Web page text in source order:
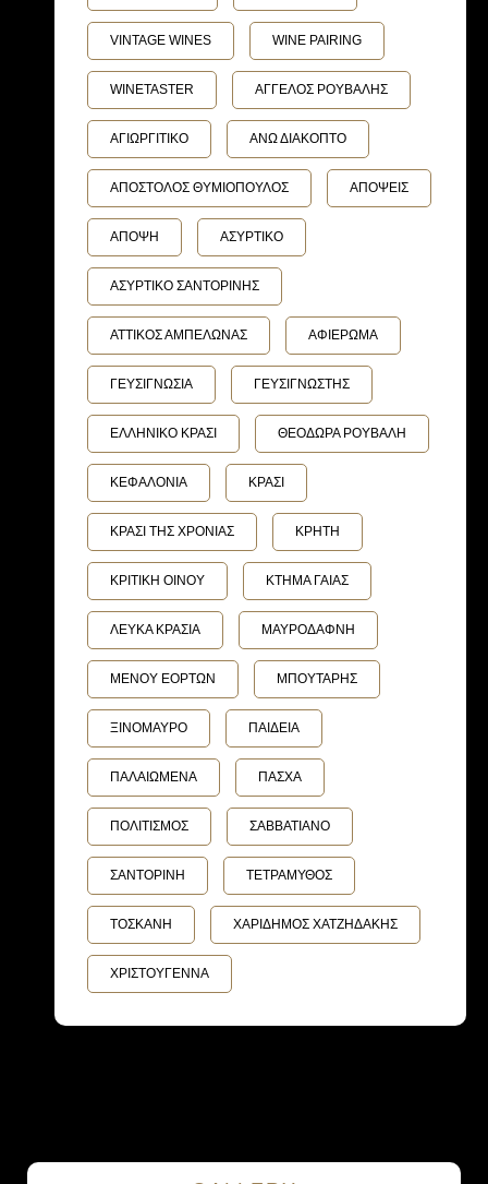
VINTAGE WINES WINE PAIRING
WINETASTER ΑΓΓΕΛΟΣ ΡΟΥΒΑΛΗΣ
ΑΓΙΩΡΓΙΤΙΚΟ ΑΝΩ ΔΙΑΚΟΠΤΟ
ΑΠΟΣΤΟΛΟΣ ΘΥΜΙΟΠΟΥΛΟΣ ΑΠΟΨΕΙΣ
ΑΠΟΨΗ ΑΣΥΡΤΙΚΟ
ΑΣΥΡΤΙΚΟ ΣΑΝΤΟΡΙΝΗΣ
ΑΤΤΙΚΟΣ ΑΜΠΕΛΩΝΑΣ ΑΦΙΕΡΩΜΑ
ΓΕΥΣΙΓΝΩΣΙΑ ΓΕΥΣΙΓΝΩΣΤΗΣ
ΕΛΛΗΝΙΚΟ ΚΡΑΣΙ ΘΕΟΔΩΡΑ ΡΟΥΒΑΛΗ
ΚΕΦΑΛΟΝΙΑ ΚΡΑΣΙ
ΚΡΑΣΙ ΤΗΣ ΧΡΟΝΙΑΣ ΚΡΗΤΗ
ΚΡΙΤΙΚΗ ΟΙΝΟΥ ΚΤΗΜΑ ΓΑΙΑΣ
ΛΕΥΚΑ ΚΡΑΣΙΑ ΜΑΥΡΟΔΑΦΝΗ
ΜΕΝΟΥ ΕΟΡΤΩΝ ΜΠΟΥΤΑΡΗΣ
ΞΙΝΟΜΑΥΡΟ ΠΑΙΔΕΙΑ
ΠΑΛΑΙΩΜΕΝΑ ΠΑΣΧΑ
ΠΟΛΙΤΙΣΜΟΣ ΣΑΒΒΑΤΙΑΝΟ
ΣΑΝΤΟΡΙΝΗ ΤΕΤΡΑΜΥΘΟΣ
ΤΟΣΚΑΝΗ ΧΑΡΙΔΗΜΟΣ ΧΑΤΖΗΔΑΚΗΣ
ΧΡΙΣΤΟΥΓΕΝΝΑ